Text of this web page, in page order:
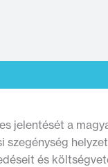
jelentését a
és